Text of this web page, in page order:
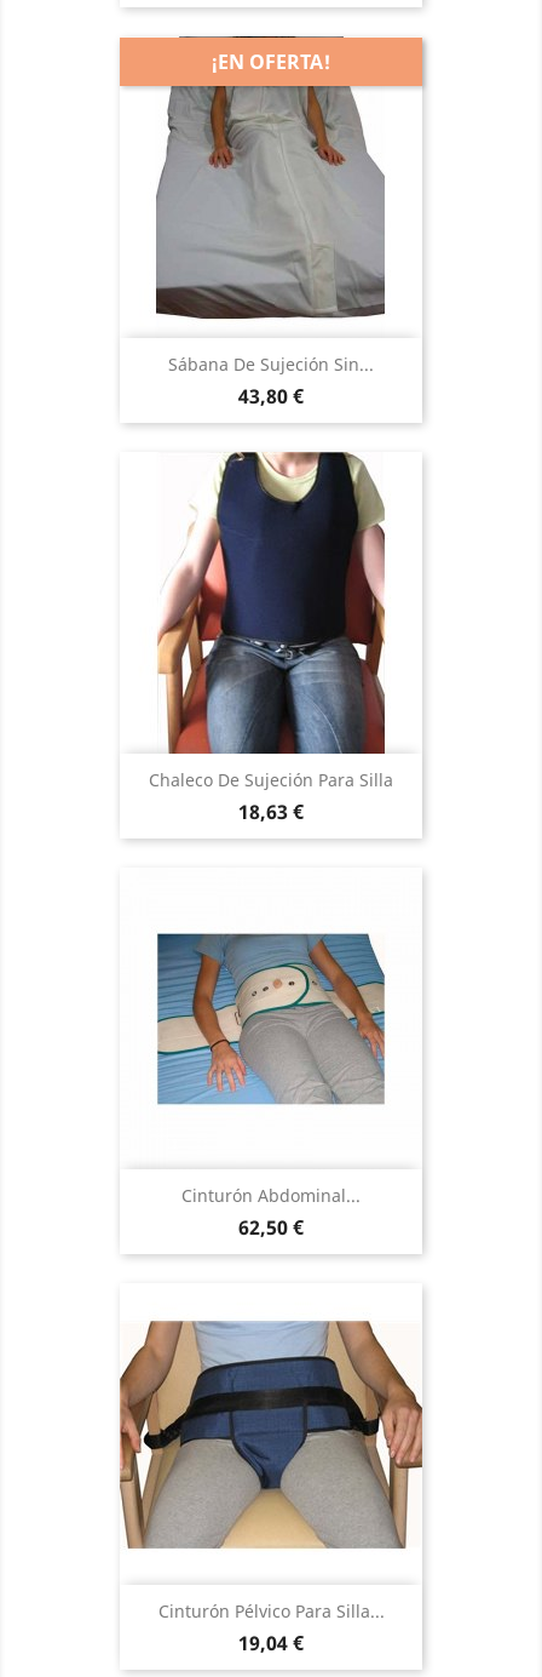
Sábana De Sujeción Sin...
Precio
43,80 €
¡EN OFERTA!
Chaleco De Sujeción Para Silla
Precio
18,63 €
Cinturón Abdominal...
Precio
62,50 €
Cinturón Pélvico Para Silla...
Precio
19,04 €